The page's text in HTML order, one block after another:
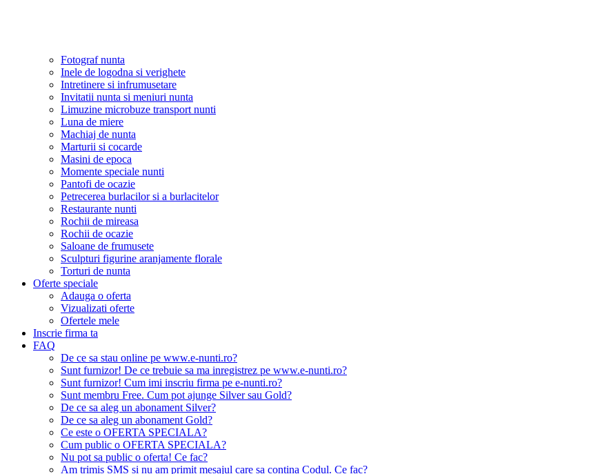
Fotograf nunta
Inele de logodna si verighete
Intretinere si infrumusetare
Invitatii nunta si meniuri nunta
Limuzine microbuze transport nunti
Luna de miere
Machiaj de nunta
Marturii si cocarde
Masini de epoca
Momente speciale nunti
Pantofi de ocazie
Petrecerea burlacilor si a burlacitelor
Restaurante nunti
Rochii de mireasa
Rochii de ocazie
Saloane de frumusete
Sculpturi figurine aranjamente florale
Torturi de nunta
Oferte speciale
Adauga o oferta
Vizualizati oferte
Ofertele mele
Inscrie firma ta
FAQ
De ce sa stau online pe www.e-nunti.ro?
Sunt furnizor! De ce trebuie sa ma inregistrez pe www.e-nunti.ro?
Sunt furnizor! Cum imi inscriu firma pe e-nunti.ro?
Sunt membru Free. Cum pot ajunge Silver sau Gold?
De ce sa aleg un abonament Silver?
De ce sa aleg un abonament Gold?
Ce este o OFERTA SPECIALA?
Cum public o OFERTA SPECIALA?
Nu pot sa public o oferta! Ce fac?
Am trimis SMS si nu am primit mesajul care sa contina Codul. Ce fac?